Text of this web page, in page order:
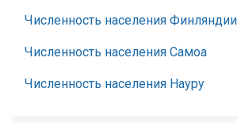
Численность населения Финляндии
Численность населения Самоа
Численность населения Науру